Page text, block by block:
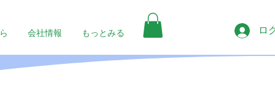
会社情報 もっとみる ロ